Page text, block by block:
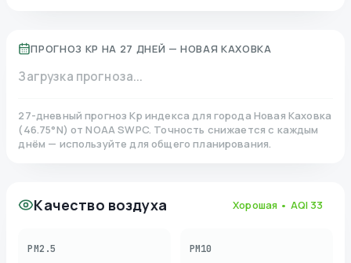
ПРОГНОЗ KP НА 27 ДНЕЙ — НОВАЯ КАХОВКА
Загрузка прогноза...
27-дневный прогноз Kp индекса для города Новая Каховка
(46.75°N)от NOAA SWPC. Точность снижается с каждым
днём — используйте для общего планирования.
Качество воздуха Хорошая • AQI 33
PM2.5 PM10